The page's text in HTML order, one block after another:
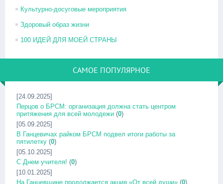
Культурно-досуговые мероприятия
Здоровый образ жизни
100 ИДЕЙ ДЛЯ МОЕЙ СТРАНЫ
САМОЕ ПОПУЛЯРНОЕ
[24.09.2025]
Перцов о БРСМ: организация должна стать центром
притяжения для всей молодежи (0)
[05.09.2025]
В Ганцевичах райком БРСМ подвел итоги работы за
пятилетку (0)
[05.10.2025]
С Днем учителя! (0)
[10.01.2025]
На Ганцевщине продолжается акция «От всей души» (0)